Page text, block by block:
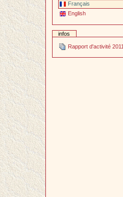
Français
English
infos
Rapport d'activité 2011